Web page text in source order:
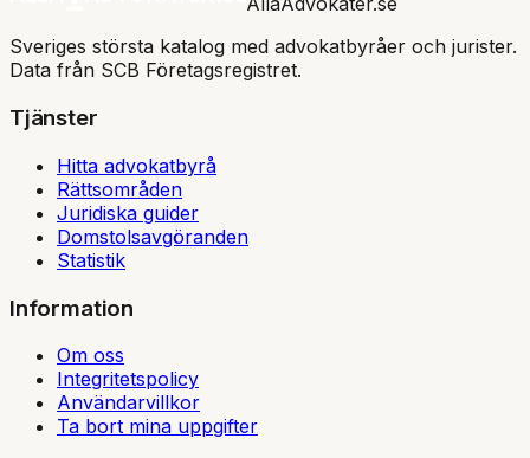
Sveriges största katalog med advokatbyråer och jurister.
Data från SCB Företagsregistret.
Tjänster
Hitta advokatbyrå
Rättsområden
Juridiska guider
Domstolsavgöranden
Statistik
Information
Om oss
Integritetspolicy
Användarvillkor
Ta bort mina uppgifter